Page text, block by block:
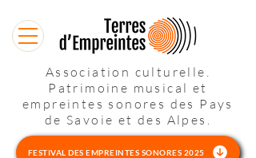
Association culturelle.
Patrimoine musical et
empreintes sonores des Pays
de Savoie et des Alpes.
FESTIVAL DES EMPREINTES SONORES 2025